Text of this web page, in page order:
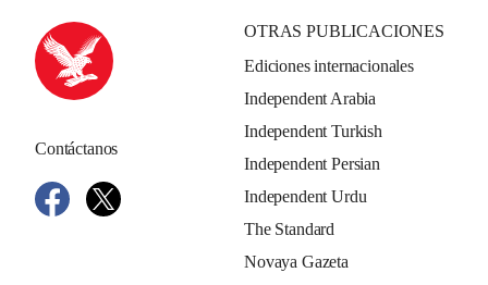
Contáctanos
OTRAS PUBLICACIONES
Ediciones internacionales
Independent Arabia
Independent Turkish
Independent Persian
Independent Urdu
The Standard
Novaya Gazeta